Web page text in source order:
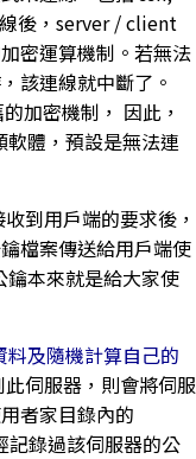
後，server / client
密運算機制。若無法
該連線就中斷了。
加密機制， 因此，
體，預設是無法連
收到用戶端的要求後，
檔案傳送給用戶端使
本來就是給大家使
及隨機計算自己的
伺服器，則會將伺服
者家目錄內的
錄過該伺服器的公